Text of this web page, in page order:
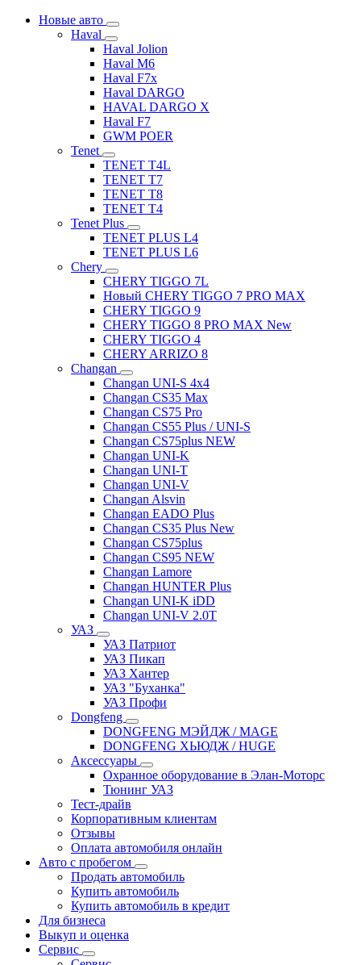
Новые авто
Haval
Haval Jolion
Haval M6
Haval F7x
Haval DARGO
HAVAL DARGO Х
Haval F7
GWM POER
Tenet
TENET T4L
TENET T7
TENET T8
TENET T4
Tenet Plus
TENET PLUS L4
TENET PLUS L6
Chery
CHERY TIGGO 7L
Новый CHERY TIGGO 7 PRO MAX
CHERY TIGGO 9
CHERY TIGGO 8 PRO MAX New
CHERY TIGGO 4
CHERY ARRIZO 8
Changan
Changan UNI-S 4x4
Changan CS35 Max
Changan CS75 Pro
Changan CS55 Plus / UNI-S
Changan CS75plus NEW
Changan UNI-K
Changan UNI-T
Changan UNI-V
Changan Alsvin
Changan EADO Plus
Changan CS35 Plus New
Changan CS75plus
Changan CS95 NEW
Changan Lamore
Changan HUNTER Plus
Changan UNI-K iDD
Changan UNI-V 2.0T
УАЗ
УАЗ Патриот
УАЗ Пикап
УАЗ Хантер
УАЗ "Буханка"
УАЗ Профи
Dongfeng
DONGFENG МЭЙДЖ / MAGE
DONGFENG ХЬЮДЖ / HUGE
Аксессуары
Охранное оборудование в Элан-Моторс
Тюнинг УАЗ
Тест-драйв
Корпоративным клиентам
Отзывы
Оплата автомобиля онлайн
Авто с пробегом
Продать автомобиль
Купить автомобиль
Купить автомобиль в кредит
Для бизнеса
Выкуп и оценка
Сервис